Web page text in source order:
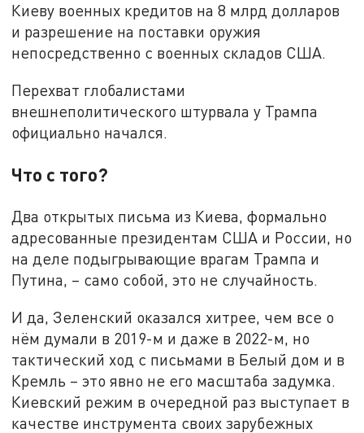
Киеву военных кредитов на 8 млрд долларов
и разрешение на поставки оружия
непосредственно с военных складов США.
Перехват глобалистами
внешнеполитического штурвала у Трампа
официально начался.
Что с того?
Два открытых письма из Киева, формально
адресованные президентам США и России, но
на деле подыгрывающие врагам Трампа и
Путина, – само собой, это не случайность.
И да, Зеленский оказался хитрее, чем все о
нём думали в 2019-м и даже в 2022-м, но
тактический ход с письмами в Белый дом и в
Кремль – это явно не его масштаба задумка.
Киевский режим в очередной раз выступает в
качестве инструмента своих зарубежных